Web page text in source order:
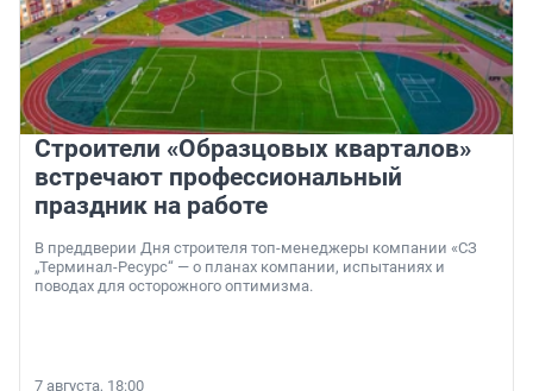
Строители «Образцовых кварталов»
встречают профессиональный
праздник на работе
В преддверии Дня строителя топ-менеджеры компании «СЗ
„Терминал-Ресурс“ — о планах компании, испытаниях и
поводах для осторожного оптимизма.
7 августа, 18:00